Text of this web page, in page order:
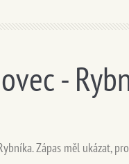
-
Zápas měl ukázat,